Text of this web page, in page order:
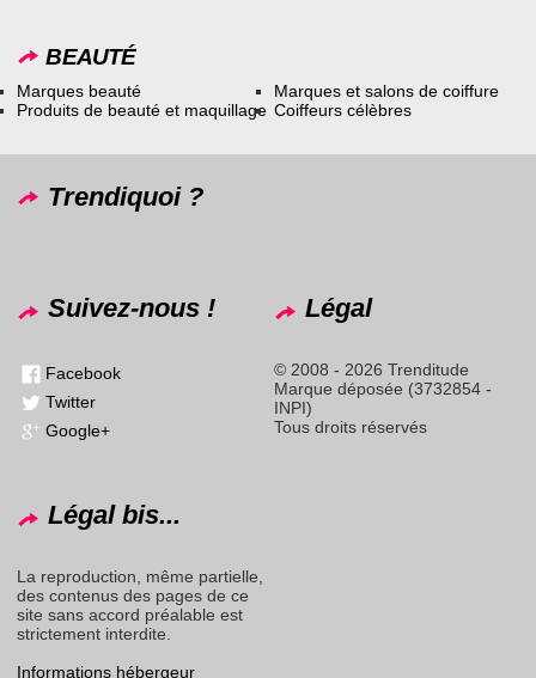
BEAUTÉ
Marques beauté
Produits de beauté et maquillage
Marques et salons de coiffure
Coiffeurs célèbres
Trendiquoi ?
Suivez-nous !
Facebook
Twitter
Google+
Légal
© 2008 - 2026 Trenditude
Marque déposée (3732854 -
INPI)
Tous droits réservés
Légal bis...
La reproduction, même partielle,
des contenus des pages de ce
site sans accord préalable est
strictement interdite.
Informations hébergeur